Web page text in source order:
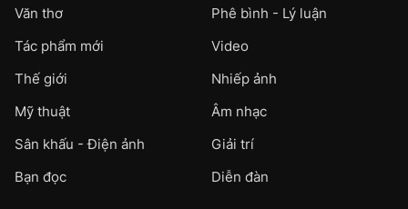
Văn thơ
Phê bình - Lý luận
Tác phẩm mới
Video
Thế giới
Nhiếp ảnh
Mỹ thuật
Âm nhạc
Sân khấu - Điện ảnh
Giải trí
Bạn đọc
Diễn đàn